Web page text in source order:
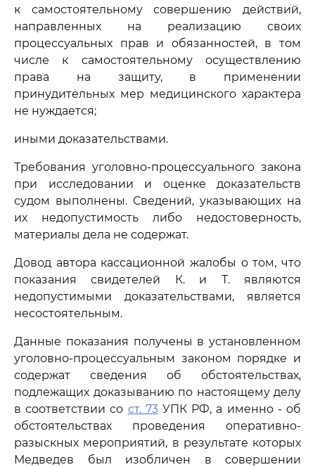
к самостоятельному совершению действий,
направленных на реализацию своих
процессуальных прав и обязанностей, в том
числе к самостоятельному осуществлению
права на защиту, в применении
принудительных мер медицинского характера
не нуждается;
иными доказательствами.
Требования уголовно-процессуального закона
при исследовании и оценке доказательств
судом выполнены. Сведений, указывающих на
их недопустимость либо недостоверность,
материалы дела не содержат.
Довод автора кассационной жалобы о том, что
показания свидетелей К. и Т. являются
недопустимыми доказательствами, является
несостоятельным.
Данные показания получены в установленном
уголовно-процессуальным законом порядке и
содержат сведения об обстоятельствах,
подлежащих доказыванию по настоящему делу
в соответствии со ст. 73УПК РФ, а именно - об
обстоятельствах проведения оперативно-
разыскных мероприятий, в результате которых
Медведев был изобличен в совершении